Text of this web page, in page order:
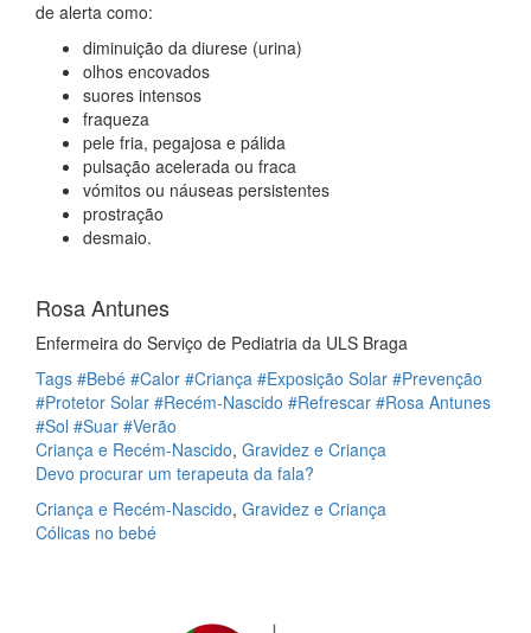
de alerta como:
diminuição da diurese (urina)
olhos encovados
suores intensos
fraqueza
pele fria, pegajosa e pálida
pulsação acelerada ou fraca
vómitos ou náuseas persistentes
prostração
desmaio.
Rosa Antunes
Enfermeira do Serviço de Pediatria da ULS Braga
Tags #Bebé #Calor #Criança #Exposição Solar #Prevenção
#Protetor Solar #Recém-Nascido #Refrescar #Rosa Antunes
#Sol #Suar #Verão
Criança e Recém-Nascido, Gravidez e Criança
Devo procurar um terapeuta da fala?
Criança e Recém-Nascido, Gravidez e Criança
Cólicas no bebé